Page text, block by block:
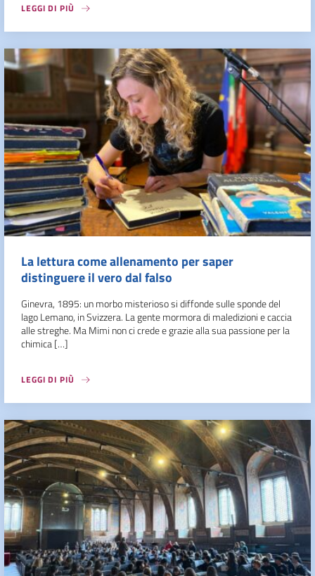
LEGGI DI PIÙ
La lettura come allenamento per saper
distinguere il vero dal falso
Ginevra, 1895: un morbo misterioso si diffonde sulle sponde del
lago Lemano, in Svizzera. La gente mormora di maledizioni e caccia
alle streghe. Ma Mimi non ci crede e grazie alla sua passione per la
chimica […]
LEGGI DI PIÙ